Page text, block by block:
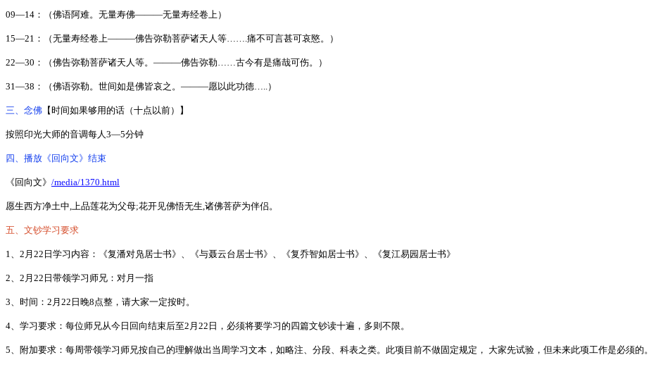
09—14 ：（佛语阿难。无量寿佛———无量寿经卷上）
15—21 ：（无量寿经卷上———佛告弥勒菩萨诸天人等 痛不可言甚可哀愍。）
22—30 ：（佛告弥勒菩萨诸天人等。———佛告弥勒 古今有是痛哉可伤。）
31 —38 ：（佛语弥勒。世间如是佛皆哀之。———愿以此功德 ）
三、念佛 【时间如果够用的话（十点以前）】
按照印光大师的音调每人 3—5分钟
四、播放《回向文》结束
《回向文》 /media/1370.html
愿生西方净土中,上品莲花为父母;花开见佛悟无生,诸佛菩萨为伴侣。
五、文钞学习要求
1 2 月22 日学习内容：《复潘对凫居士书》、《与聂云台居士书》、《复乔智如居士书》、《复江易园居士书》
2 2 月22 日带领学习师兄：对月一指
3、时间：2月22日晚8点整，请大家一定按时。
4、学习要求：每位师兄从今日回向结束后至2月22日，必须将要学习的四篇文钞读十遍，多则不限。
5、附加要求：每周带领学习师兄按自己的理解做出当周学习文本，如略注、分段、科表之类。此项目前不做固定规定， 大家先试验，但未来此项工作是必须的。